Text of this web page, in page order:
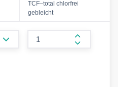
TCF–total chlorfrei
gebleicht
form.increase-